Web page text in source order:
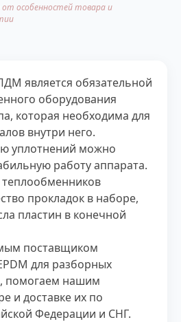
от особенностей товара и
является обязательной
оборудования
которая необходима для
внутри него.
уплотнений можно
работу аппарата.
прокладок в наборе,
пластин в конечной
поставщиком
для разборных
помогаем нашим
и доставке их по
Федерации и СНГ.